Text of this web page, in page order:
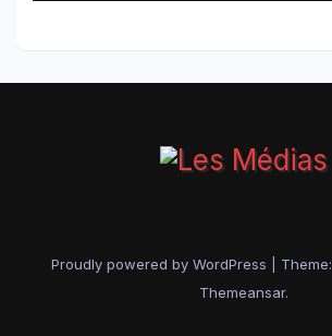
Proudly powered by WordPress Theme:
Themeansar.